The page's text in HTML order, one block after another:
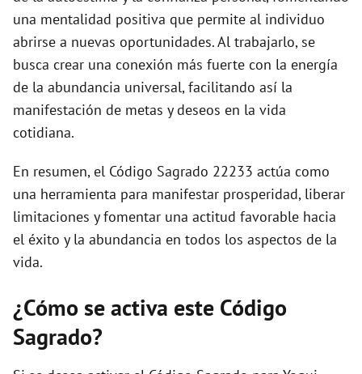
una mentalidad positiva que permite al individuo
abrirse a nuevas oportunidades. Al trabajarlo, se
busca crear una conexión más fuerte con la energía
de la abundancia universal, facilitando así la
manifestación de metas y deseos en la vida
cotidiana.
En resumen, el Código Sagrado 22233 actúa como
una herramienta para manifestar prosperidad, liberar
limitaciones y fomentar una actitud favorable hacia
el éxito y la abundancia en todos los aspectos de la
vida.
¿Cómo se activa este Código
Sagrado?